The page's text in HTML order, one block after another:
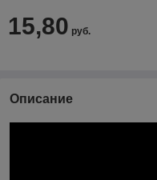
15,80 руб.
Описание